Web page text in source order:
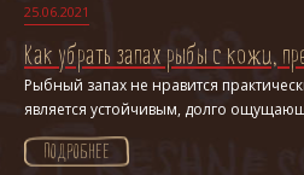
25.06.2021
Как убрать запах рыбы с кожи,
Рыбный запах не нравится
является устойчивым, долго
ПОДРОБНЕЕ